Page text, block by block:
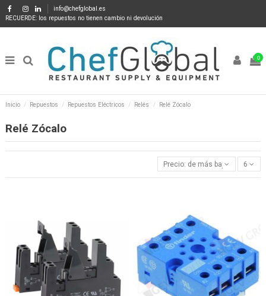
info@chefglobal.es
RECUERDE: los repuestos no tienen cambio ni devolución
0
Inicio Repuestos Repuestos Eléctricos Relés Relé Zócalo
Relé Zócalo
Precio: de más bajo a más alto
6